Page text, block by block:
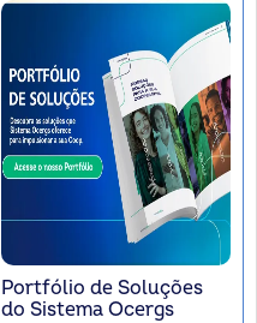
Portfólio de Soluções
do Sistema Ocergs